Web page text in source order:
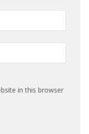
in this browser